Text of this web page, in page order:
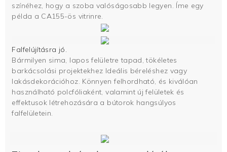
színéhez, hogy a szoba valóságosabb legyen. Íme egy
példa a CA155-ös vitrinre.
Falfelújításra jó.
Bármilyen sima, lapos felületre tapad, tökéletes
barkácsolási projektekhez Ideális béreléshez vagy
lakásdekorációhoz. Könnyen felhordható, és kiválóan
használható polcfóliaként, valamint új felületek és
effektusok létrehozására a bútorok hangsúlyos
falfelületein.